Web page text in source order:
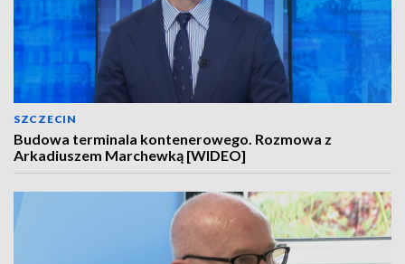
SZCZECIN
Budowa terminala kontenerowego. Rozmowa z
Arkadiuszem Marchewką [WIDEO]